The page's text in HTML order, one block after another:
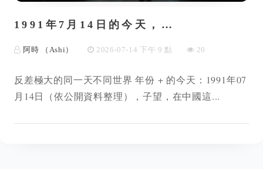
1991年7月14日的今天，…
阿時 （Ashi） 2026-07-14 下午 9 點 20
反差極大的同一天不同世界 年份 + 的今天：1991年07
月14日（依公開資料整理），子望，在中國這...